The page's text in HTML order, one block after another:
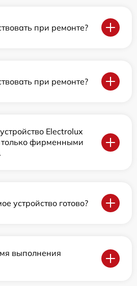
при ремонте?
при ремонте?
Electrolux
только фирменными
устройство готово?
выполнения